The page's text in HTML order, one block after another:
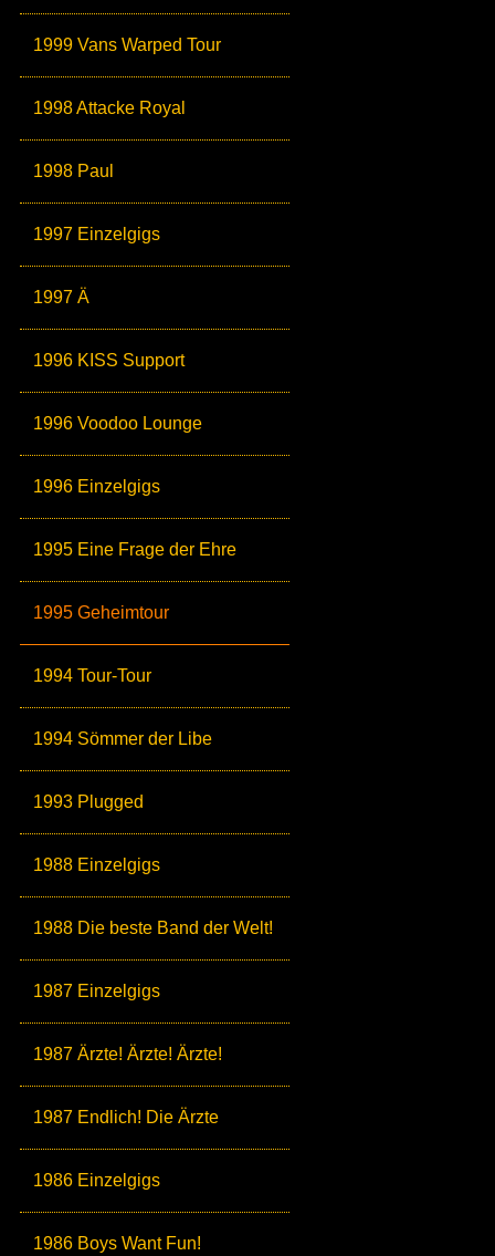
1999 Vans Warped Tour
1998 Attacke Royal
1998 Paul
1997 Einzelgigs
1997 Ä
1996 KISS Support
1996 Voodoo Lounge
1996 Einzelgigs
1995 Eine Frage der Ehre
1995 Geheimtour
1994 Tour-Tour
1994 Sömmer der Libe
1993 Plugged
1988 Einzelgigs
1988 Die beste Band der Welt!
1987 Einzelgigs
1987 Ärzte! Ärzte! Ärzte!
1987 Endlich! Die Ärzte
1986 Einzelgigs
1986 Boys Want Fun!